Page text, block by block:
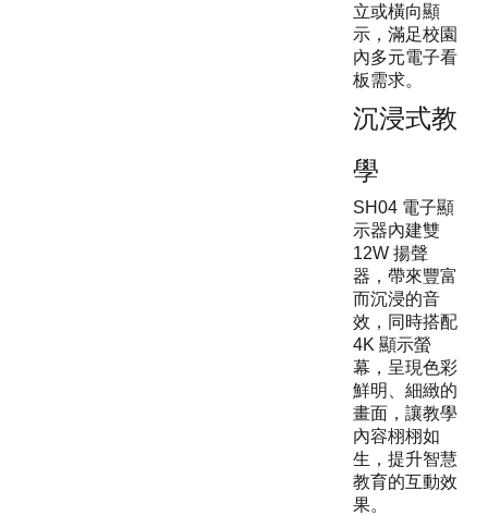
立或橫向顯
示，滿足校園
內多元電子看
板需求。
沉浸式教
學
SH04 電子顯
示器內建雙
12W 揚聲
器，帶來豐富
而沉浸的音
效，同時搭配
4K 顯示螢
幕，呈現色彩
鮮明、細緻的
畫面，讓教學
內容栩栩如
生，提升智慧
教育的互動效
果。